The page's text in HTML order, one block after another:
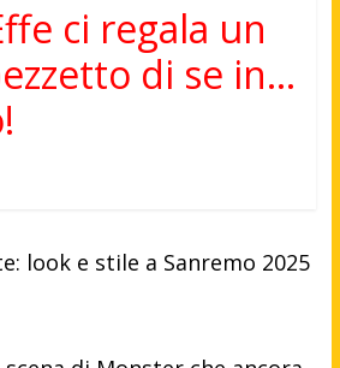
ci regala un
di se in…
look e stile a Sanremo 2025